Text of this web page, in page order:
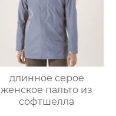
длинное серое
женское пальто из
софтшелла